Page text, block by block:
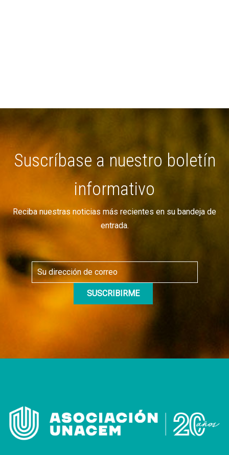
Suscríbase a nuestro boletín
informativo
Reciba nuestras noticias más recientes en su bandeja de
entrada.